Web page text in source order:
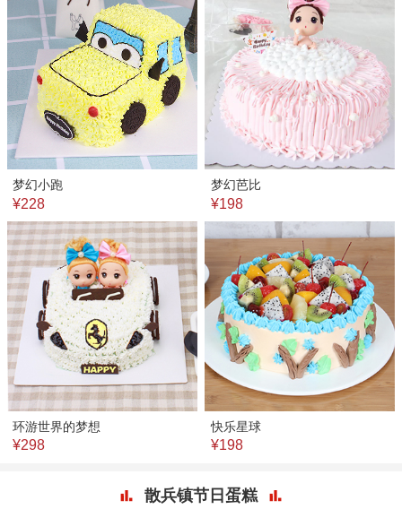
梦幻小跑
¥228
梦幻芭比
¥198
环游世界的梦想
¥298
快乐星球
¥198
散兵镇节日蛋糕